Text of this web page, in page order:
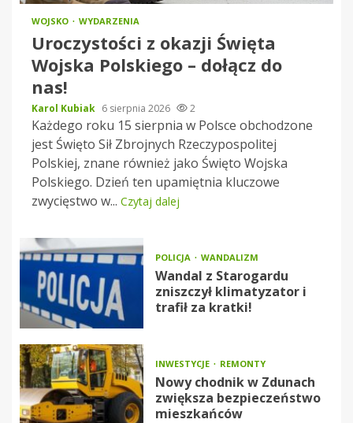
WOJSKO WYDARZENIA
Uroczystości z okazji Święta
Wojska Polskiego – dołącz do
nas!
Karol Kubiak 6 sierpnia 2026 2
Każdego roku 15 sierpnia w Polsce obchodzone
jest Święto Sił Zbrojnych Rzeczypospolitej
Polskiej, znane również jako Święto Wojska
Polskiego. Dzień ten upamiętnia kluczowe
zwycięstwo w... Czytaj dalej
POLICJA WANDALIZM
Wandal z Starogardu
zniszczył klimatyzator i
trafił za kratki!
INWESTYCJE REMONTY
Nowy chodnik w Zdunach
zwiększa bezpieczeństwo
mieszkańców